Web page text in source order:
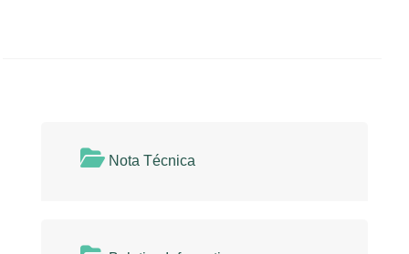
Nota Técnica